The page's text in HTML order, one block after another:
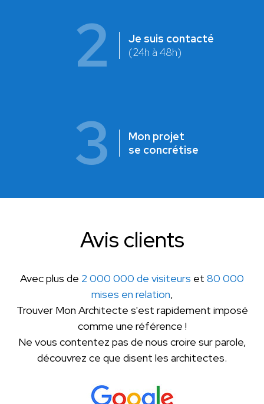
2
Je suis contacté
(24h à 48h)
3
Mon projet
se concrétise
Avis clients
Avec plus de 2 000 000 de visiteurs et 80 000
mises en relation,
Trouver Mon Architecte s'est rapidement imposé
comme une référence !
Ne vous contentez pas de nous croire sur parole,
découvrez ce que disent les architectes.